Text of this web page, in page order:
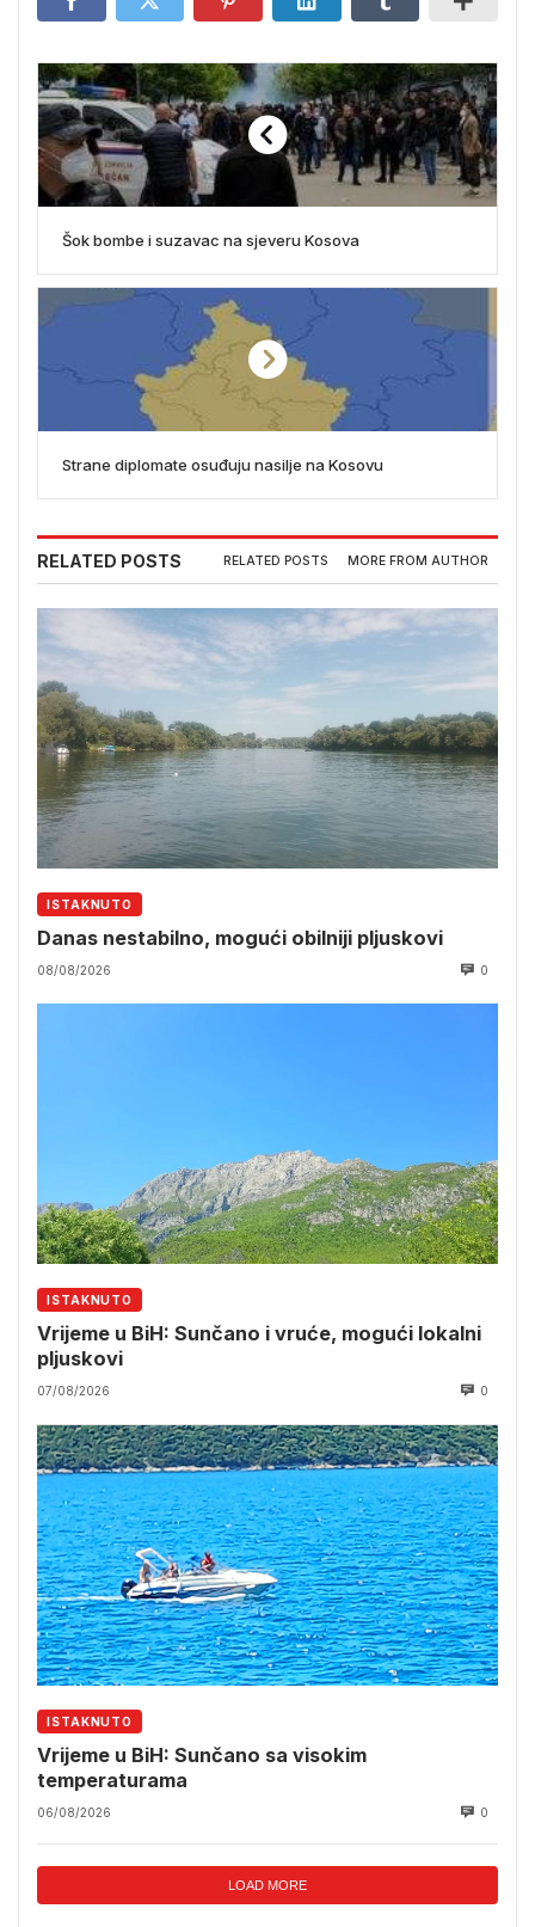
Šok bombe i suzavac na sjeveru Kosova
Strane diplomate osuđuju nasilje na Kosovu
RELATED POSTS RELATED POSTS MORE FROM AUTHOR
ISTAKNUTO
Danas nestabilno, mogući obilniji pljuskovi
08/08/2026 0
ISTAKNUTO
Vrijeme u BiH: Sunčano i vruće, mogući lokalni
pljuskovi
07/08/2026 0
ISTAKNUTO
Vrijeme u BiH: Sunčano sa visokim
temperaturama
06/08/2026 0
LOAD MORE